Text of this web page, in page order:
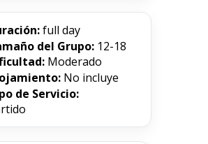
full day
del Grupo: 12-18
Moderado
No incluye
de Servicio: